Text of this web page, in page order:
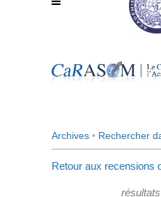
Archives • Rechercher
Retour aux recensions